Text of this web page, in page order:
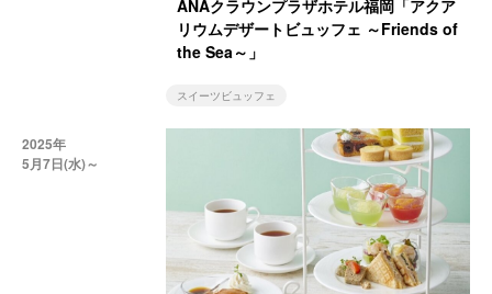
ANAクラウンプラザホテル福岡「アクア
リウムデザートビュッフェ ～Friends of
the Sea～」
スイーツビュッフェ
2025年
5月7日(水)～